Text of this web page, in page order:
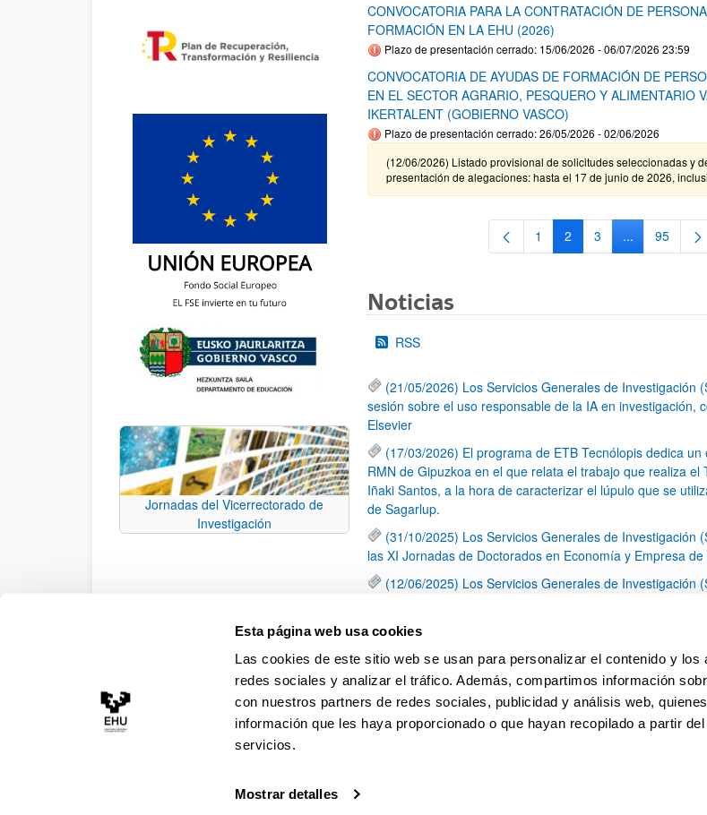
Esta página web usa cookies
Las cookies de este sitio web se usan para personalizar el contenido y los
redes sociales y analizar el tráfico. Además, compartimos información
con nuestros partners de redes sociales, publicidad y análisis web,
información que les haya proporcionado o que hayan recopilado a partir
servicios.
Mostrar detalles
Jornadas del Vicerrectorado de
Investigación
CONVOCATORIA PARA LA CONTRATACIÓN DE
FORMACIÓN EN LA EHU (2026)
Plazo de presentación cerrado: 15/06/2026 - 06/07/2026 23:59
CONVOCATORIA DE AYUDAS DE FORMACIÓN DE
EN EL SECTOR AGRARIO, PESQUERO Y ALIMENTARIO
IKERTALENT (GOBIERNO VASCO)
Plazo de presentación cerrado: 26/05/2026 - 02/06/2026
(12/06/2026) Listado provisional de solicitudes seleccionadas y
presentación de alegaciones: hasta el 17 de junio de 2026,
Página
1 Página
2 Página
3 ...PáginasPágina
95
Noticias
RSS
(21/05/2026) Los Servicios Generales de Investigación
sesión sobre el uso responsable de la IA en investigación,
Elsevier
(17/03/2026) El programa de ETB Tecnólopis dedica
RMN de Gipuzkoa en el que relata el trabajo que realiza el
Iñaki Santos, a la hora de caracterizar el lúpulo que se
de Sagarlup.
(31/10/2025) Los Servicios Generales de Investigación
las XI Jornadas de Doctorados en Economía y Empresa de
(12/06/2025) Los Servicios Generales de Investigación
una caracterización química de dos variedades de lúpulo
Página
1 Página
2 Página
3 ...
PáginasPágina
79